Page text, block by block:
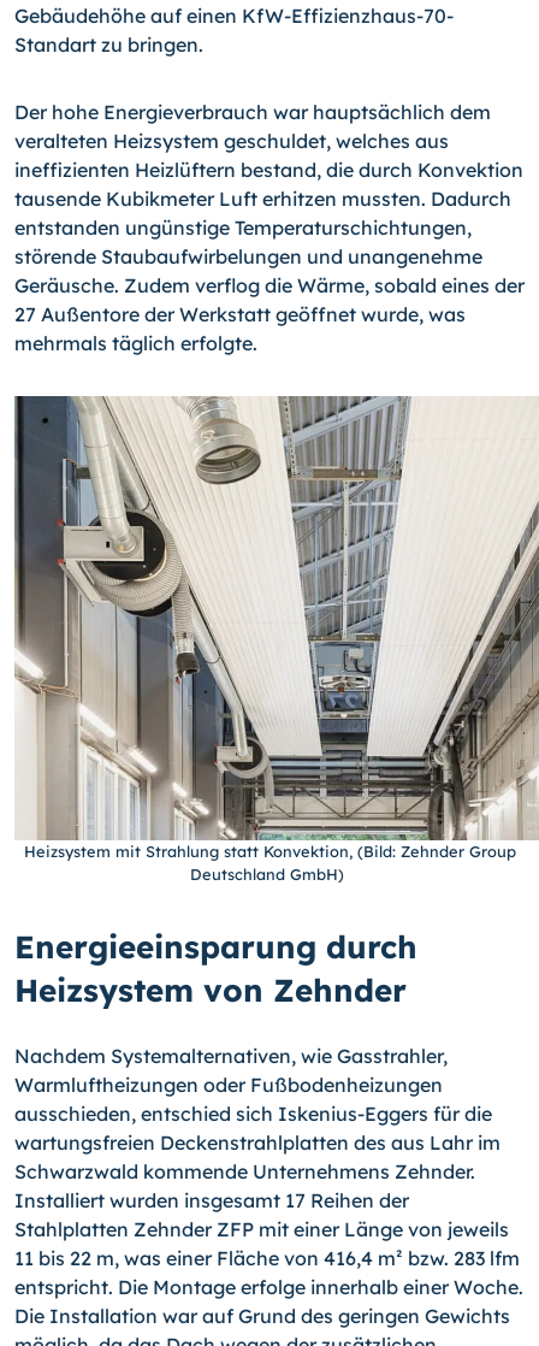
Gebäudehöhe auf einen KfW-Effizienzhaus-70-
Standart zu bringen.
Der hohe Energieverbrauch war hauptsächlich dem
veralteten Heizsystem geschuldet, welches aus
ineffizienten Heizlüftern bestand, die durch Konvektion
tausende Kubikmeter Luft erhitzen mussten. Dadurch
entstanden ungünstige Temperaturschichtungen,
störende Staubaufwirbelungen und unangenehme
Geräusche. Zudem verflog die Wärme, sobald eines der
27 Außentore der Werkstatt geöffnet wurde, was
mehrmals täglich erfolgte.
Heizsystem mit Strahlung statt Konvektion, (Bild: Zehnder Group
Deutschland GmbH)
Energieeinsparung durch
Heizsystem von Zehnder
Nachdem Systemalternativen, wie Gasstrahler,
Warmluftheizungen oder Fußbodenheizungen
ausschieden, entschied sich Iskenius-Eggers für die
wartungsfreien Deckenstrahlplatten des aus Lahr im
Schwarzwald kommende Unternehmens Zehnder.
Installiert wurden insgesamt 17 Reihen der
Stahlplatten Zehnder ZFP mit einer Länge von jeweils
11 bis 22 m, was einer Fläche von 416,4 m² bzw. 283 lfm
entspricht. Die Montage erfolge innerhalb einer Woche.
Die Installation war auf Grund des geringen Gewichts